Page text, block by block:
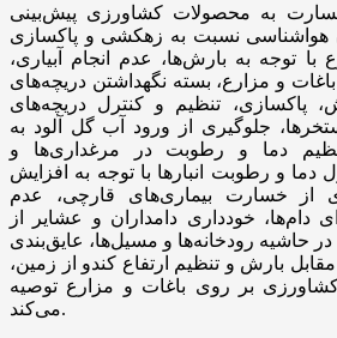
به محصولات کشاورزی پیش‌بینی
هواشناسی نسبت به زهکشی و پاکسازی
توجه به بارش‌ها، عدم انجام آبیاری،
و مزارع، بسته نگهداشتن دریچه‌های
پاکسازی، تنظیم و کنترل دریچه‌های
جلوگیری از ورود آب گل آلود به
دما و رطوبت در مرغداری‌ها و
و رطوبت انبارها با توجه به افزایش
از خسارت بیماری‌های قارچی، عدم
دام‌ها، خودداری دامداران و عشایر از
حاشیه رودخانه‏‌ها و مسیل‏‌ها، عایق‌بندی
بارش و تنظیم ارتفاع کندو از زمین،
بر روی باغات و مزارع توصیه
می‌کند.